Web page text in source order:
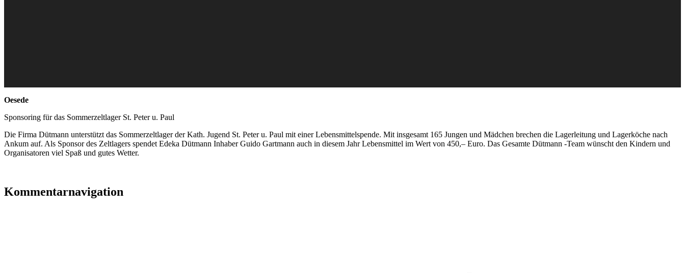
Oesede
Sponsoring für das Sommerzeltlager St. Peter u. Paul
Die Firma Dütmann unterstützt das Sommerzeltlager der Kath. Jugend St. Peter u. Paul mit einer Lebensmittelspende. Mit insgesamt 165 Jungen und Mädchen brechen die Lagerleitung und Lagerköche nach
Ankum auf. Als Sponsor des Zeltlagers spendet Edeka Dütmann Inhaber Guido Gartmann auch in diesem Jahr Lebensmittel im Wert von 450,– Euro. Das Gesamte Dütmann -Team wünscht den Kindern und
Organisatoren viel Spaß und gutes Wetter.
Kommentarnavigation